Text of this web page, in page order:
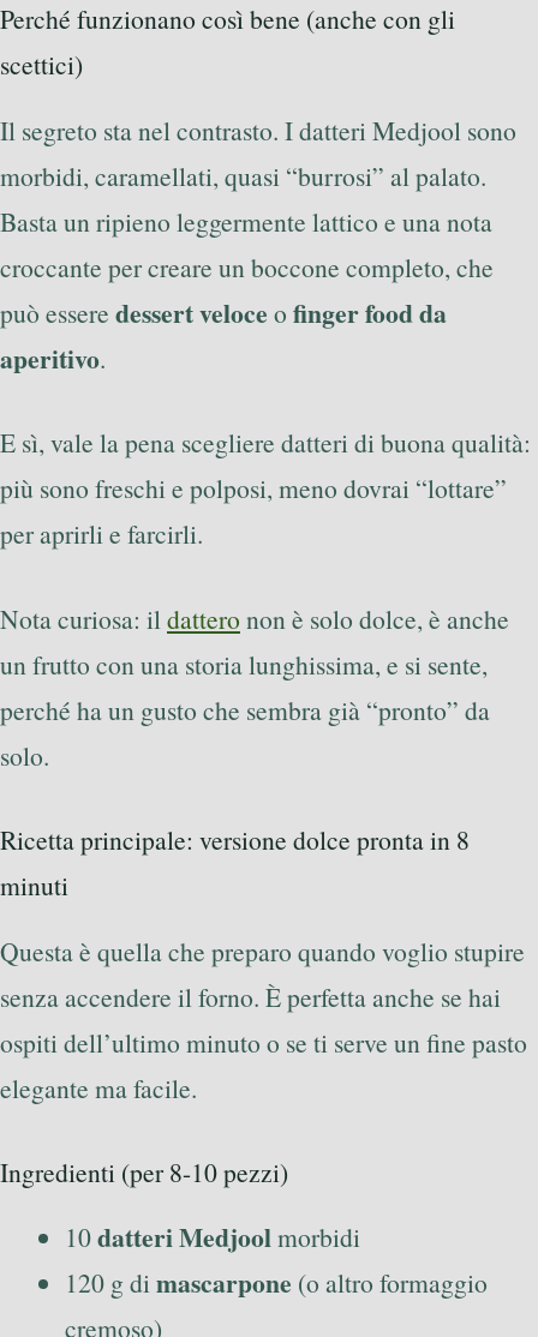
Perché funzionano così bene (anche con gli
scettici)
Il segreto sta nel contrasto. I datteri Medjool sono
morbidi, caramellati, quasi “burrosi” al palato.
Basta un ripieno leggermente lattico e una nota
croccante per creare un boccone completo, che
può essere dessert veloce o finger food da
aperitivo.
E sì, vale la pena scegliere datteri di buona qualità:
più sono freschi e polposi, meno dovrai “lottare”
per aprirli e farcirli.
Nota curiosa: il dattero non è solo dolce, è anche
un frutto con una storia lunghissima, e si sente,
perché ha un gusto che sembra già “pronto” da
solo.
Ricetta principale: versione dolce pronta in 8
minuti
Questa è quella che preparo quando voglio stupire
senza accendere il forno. È perfetta anche se hai
ospiti dell’ultimo minuto o se ti serve un fine pasto
elegante ma facile.
Ingredienti (per 8-10 pezzi)
10datteri Medjoolmorbidi
120 g dimascarpone (o altro formaggio
cremoso)